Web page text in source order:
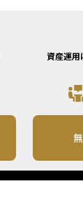
資産運用